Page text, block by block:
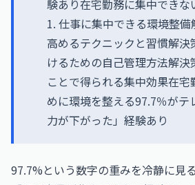
験あり在宅勤務に集中できな
1. 仕事に集中できる環境整備
高めるテクニックと習慣解決
けるための自己管理方法解決
ことで得られる集中効果在
めに環境を整える97.7％がテ
力が下がった」経験あり
97.7%という数字の重みを冷静に見